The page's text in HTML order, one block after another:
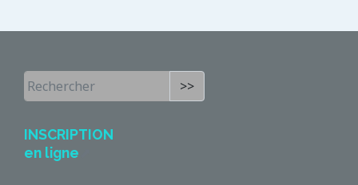
>>
INSCRIPTION
en ligne